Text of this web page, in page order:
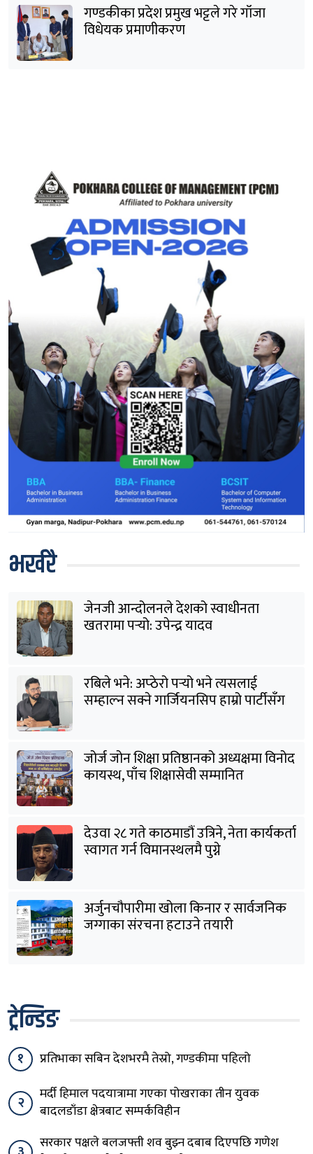
गण्डकीका प्रदेश प्रमुख भट्टले गरे गाँजा
विधेयक प्रमाणीकरण
भर्खरै
जेनजी आन्दोलनले देशको स्वाधीनता
खतरामा पर्‍यो: उपेन्द्र यादव
रबिले भने: अप्ठेरो पर्‍यो भने त्यसलाई
सम्हाल्न सक्ने गार्जियनसिप हाम्रो पार्टीसँग
जोर्ज जोन शिक्षा प्रतिष्ठानको अध्यक्षमा विनोद
कायस्थ, पाँच शिक्षासेवी सम्मानित
देउवा २८ गते काठमाडौं उत्रिने, नेता कार्यकर्ता
स्वागत गर्न विमानस्थलमै पुग्ने
अर्जुनचौपारीमा खोला किनार र सार्वजनिक
जग्गाका संरचना हटाउने तयारी
ट्रेन्डिङ
१ प्रतिभाका सबिन देशभरमै तेस्रो, गण्डकीमा पहिलो
२
मर्दी हिमाल पदयात्रामा गएका पोखराका तीन युवक
बादलडाँडा क्षेत्रबाट सम्पर्कविहीन
सरकार पक्षले बलजफ्ती शव बुझ्न दबाब दिएपछि गणेश